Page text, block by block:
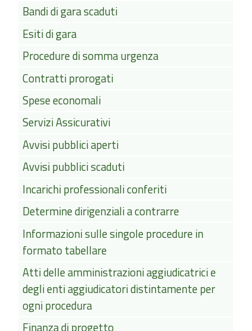
Bandi di gara scaduti
Esiti di gara
Procedure di somma urgenza
Contratti prorogati
Spese economali
Servizi Assicurativi
Avvisi pubblici aperti
Avvisi pubblici scaduti
Incarichi professionali conferiti
Determine dirigenziali a contrarre
Informazioni sulle singole procedure in
formato tabellare
Atti delle amministrazioni aggiudicatrici e
degli enti aggiudicatori distintamente per
ogni procedura